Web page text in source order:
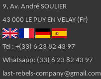
9, Av. André SOULIER
43 000 LE PUY EN VELAY (Fr)
Tel : +(33) 6 23 82 43 97
Whatsapp: (33) 6 23 82 43 97
last-rebels-company@gmail.com